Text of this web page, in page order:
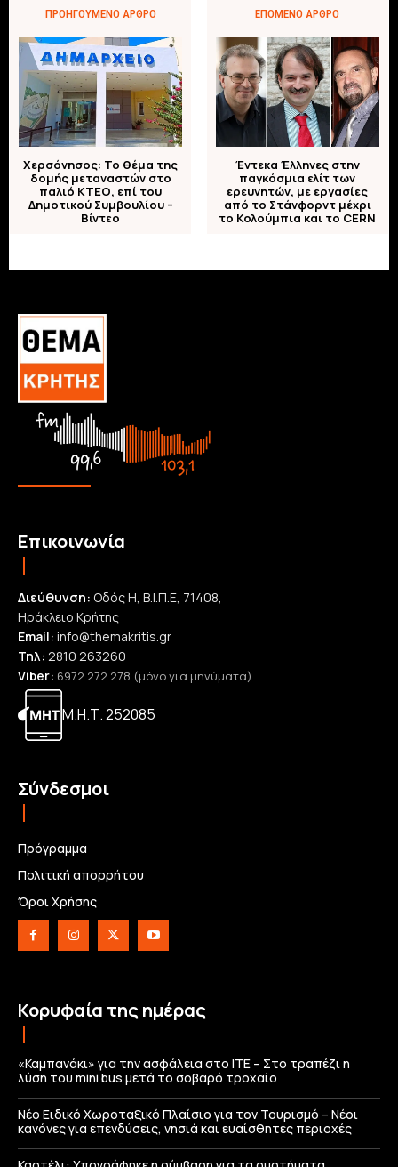
ΠΡΟΗΓΟΎΜΕΝΟ ΆΡΘΡΟ
Χερσόνησος: Το θέμα της
δομής μεταναστών στο
παλιό ΚΤΕΟ, επί του
Δημοτικού Συμβουλίου –
Βίντεο
ΕΠΌΜΕΝΟ ΆΡΘΡΟ
Έντεκα Έλληνες στην
παγκόσμια ελίτ των
ερευνητών, με εργασίες
από το Στάνφορντ μέχρι
το Κολούμπια και το CERN
Επικοινωνία
Διεύθυνση: Οδός Η, Β.Ι.Π.Ε, 71408,
Ηράκλειο Κρήτης
Email: info@themakritis.gr
Τηλ: 2810 263260
Viber: 6972 272 278 (μόνο για μηνύματα)
Μ.Η.Τ. 252085
Σύνδεσμοι
Πρόγραμμα
Πολιτική απορρήτου
Όροι Χρήσης
Κορυφαία της ημέρας
«Καμπανάκι» για την ασφάλεια στο ΙΤΕ – Στο τραπέζι η
λύση του mini bus μετά το σοβαρό τροχαίο
Νέο Ειδικό Χωροταξικό Πλαίσιο για τον Τουρισμό – Νέοι
κανόνες για επενδύσεις, νησιά και ευαίσθητες περιοχές